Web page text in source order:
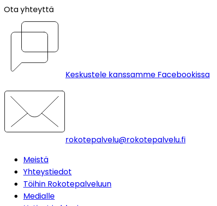
Ota yhteyttä
Keskustele kanssamme Facebookissa
rokotepalvelu@rokotepalvelu.fi
Meistä
Yhteystiedot
Töihin Rokotepalveluun
Medialle